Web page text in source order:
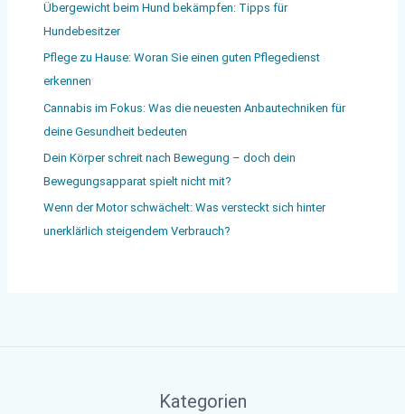
Übergewicht beim Hund bekämpfen: Tipps für
Hundebesitzer
Pflege zu Hause: Woran Sie einen guten Pflegedienst
erkennen
Cannabis im Fokus: Was die neuesten Anbautechniken für
deine Gesundheit bedeuten
Dein Körper schreit nach Bewegung – doch dein
Bewegungsapparat spielt nicht mit?
Wenn der Motor schwächelt: Was versteckt sich hinter
unerklärlich steigendem Verbrauch?
Kategorien